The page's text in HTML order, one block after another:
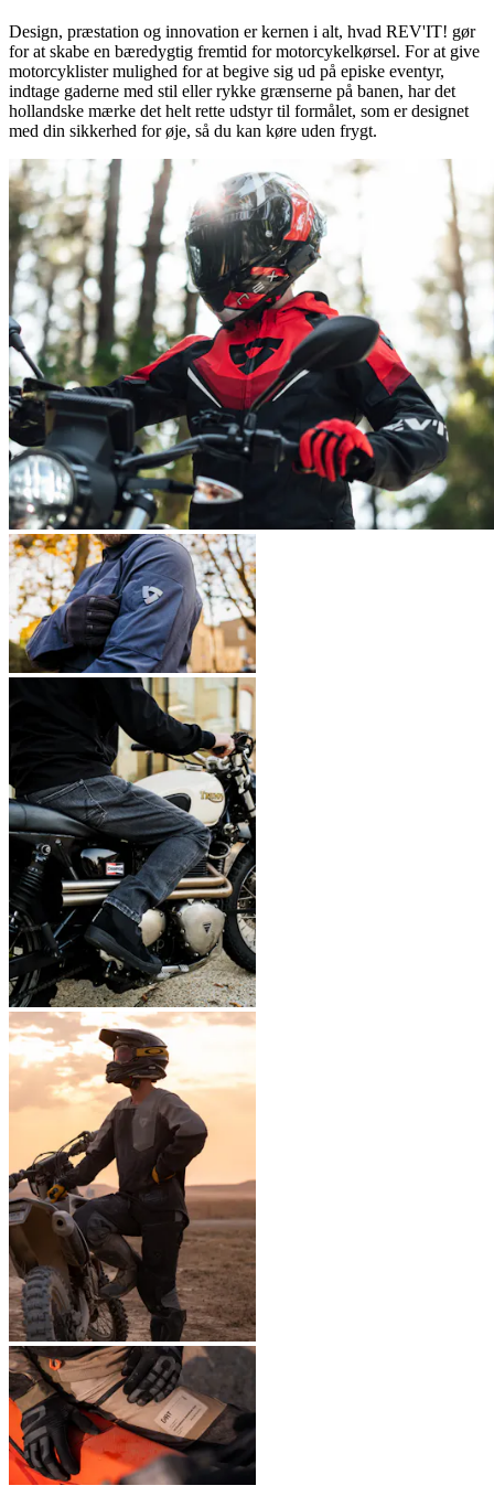
Design, præstation og innovation er kernen i alt, hvad REV'IT! gør
for at skabe en bæredygtig fremtid for motorcykelkørsel. For at give
motorcyklister mulighed for at begive sig ud på episke eventyr,
indtage gaderne med stil eller rykke grænserne på banen, har det
hollandske mærke det helt rette udstyr til formålet, som er designet
med din sikkerhed for øje, så du kan køre uden frygt.